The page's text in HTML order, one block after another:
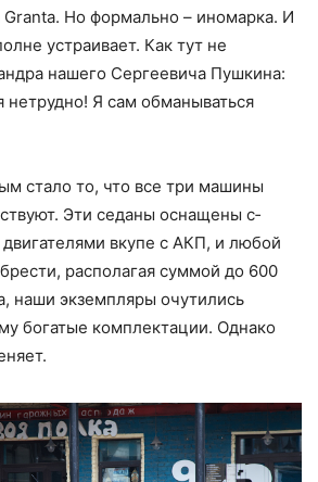
Granta. Но формально – иномарка. И
устраивает. Как тут не
нашего Сергеевича Пушкина:
нетрудно! Я сам обманываться
стало то, что все три машины
Эти седаны оснащены с­
вкупе с АКП, и любой
располагая суммой до 600
наши экземпляры очутились
богатые комплектации. Однако